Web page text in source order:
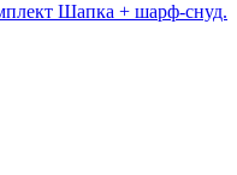
Шапка + шарф-снуд.